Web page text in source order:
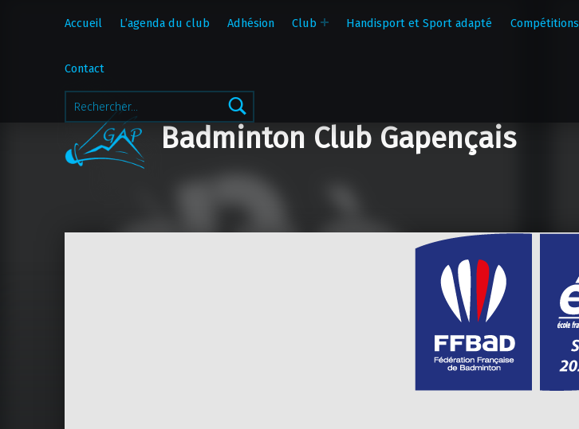
Rechercher :
Accueil L’agenda du club Adhésion Club Handisport et Sport adapté Compétitions
Contact
Badminton Club Gapençais